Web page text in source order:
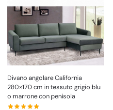
Divano angolare California
280×170 cm in tessuto grigio blu
o marrone con penisola